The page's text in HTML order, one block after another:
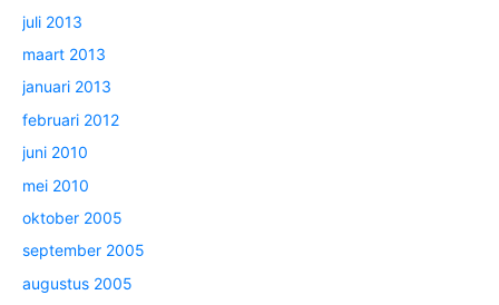
juli 2013
maart 2013
januari 2013
februari 2012
juni 2010
mei 2010
oktober 2005
september 2005
augustus 2005